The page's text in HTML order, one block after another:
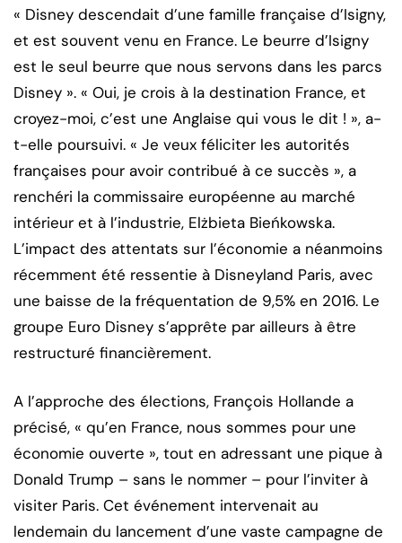
« Disney descendait d’une famille française d’Isigny,
et est souvent venu en France. Le beurre d’Isigny
est le seul beurre que nous servons dans les parcs
Disney ». « Oui, je crois à la destination France, et
croyez-moi, c’est une Anglaise qui vous le dit ! », a-
t-elle poursuivi. « Je veux féliciter les autorités
françaises pour avoir contribué à ce succès », a
renchéri la commissaire européenne au marché
intérieur et à l’industrie, Elżbieta Bieńkowska.
L’impact des attentats sur l’économie a néanmoins
récemment été ressentie à Disneyland Paris, avec
une baisse de la fréquentation de 9,5% en 2016. Le
groupe Euro Disney s’apprête par ailleurs à être
restructuré financièrement.
A l’approche des élections, François Hollande a
précisé, « qu’en France, nous sommes pour une
économie ouverte », tout en adressant une pique à
Donald Trump – sans le nommer – pour l’inviter à
visiter Paris. Cet événement intervenait au
lendemain du lancement d’une vaste campagne de